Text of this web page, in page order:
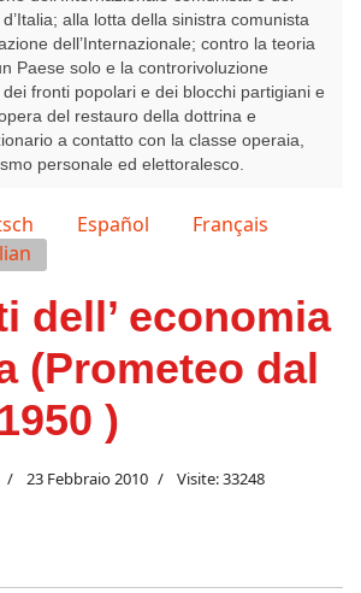
alla lotta della sinistra comunista
dell’Internazionale; contro la teoria
Paese solo e la controrivoluzione
fronti popolari e dei blocchi partigiani e
del restauro della dottrina e
a contatto con la classe operaia,
personale ed elettoralesco.
Español
Français
dell’ economia
(Prometeo dal
)
23 Febbraio 2010 Visite: 33248